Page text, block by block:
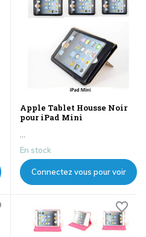
Apple Tablet Housse Noir
pour iPad Mini
...
En stock
Connectez vous pour voir